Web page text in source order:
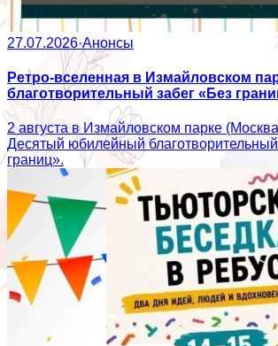
27.07.2026·Анонсы
Ретро-вселенная в Измайловском
благотворительный забег «Без
2 августа в Измайловском парке
Десятый юбилейный благотворительный
границ».